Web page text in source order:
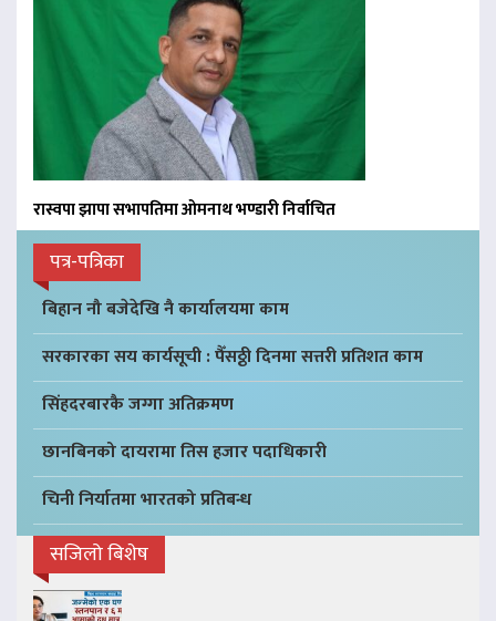
रास्वपा झापा सभापतिमा ओमनाथ भण्डारी निर्वाचित
पत्र-पत्रिका
बिहान नौ बजेदेखि नै कार्यालयमा काम
सरकारका सय कार्यसूची : पैँसठ्ठी दिनमा सत्तरी प्रतिशत काम
सिंहदरबारकै जग्गा अतिक्रमण
छानबिनको दायरामा तिस हजार पदाधिकारी
चिनी निर्यातमा भारतको प्रतिबन्ध
सजिलो बिशेष